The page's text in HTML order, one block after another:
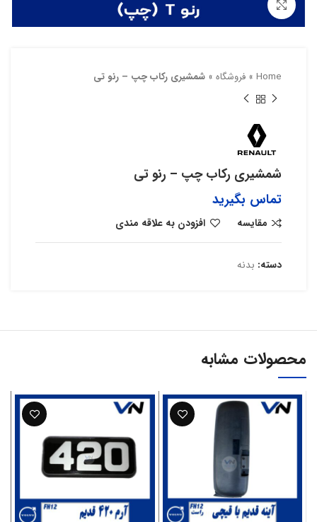
Home
» فروشگاه » شمشیری رکاب چپ – رنو تی
شمشیری رکاب چپ – رنو تی
تماس بگیرید
مقایسه افزودن به علاقه مندی
دسته: بدنه
محصولات مشابه